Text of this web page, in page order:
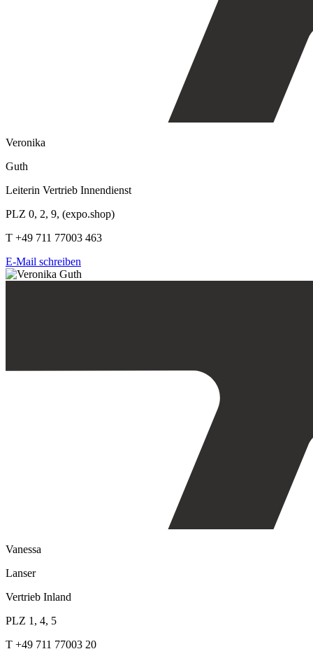
Veronika
Guth
Leiterin Vertrieb Innendienst
PLZ 0, 2, 9, (expo.shop)
T +49 711 77003 463
E-Mail schreiben
Vanessa
Lanser
Vertrieb Inland
PLZ 1, 4, 5
T +49 711 77003 20